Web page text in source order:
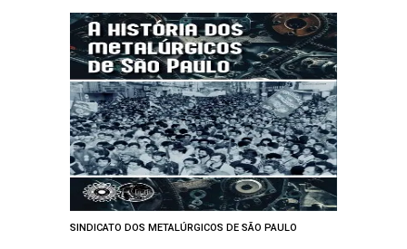
SINDICATO DOS METALÚRGICOS DE SÃO PAULO